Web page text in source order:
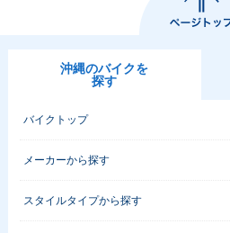
沖縄のバイクを
探す
バイクトップ
メーカーから探す
スタイルタイプから探す